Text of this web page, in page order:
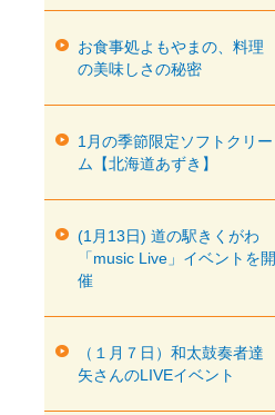
お食事処よもやまの、料理
の美味しさの秘密
1月の季節限定ソフトクリー
ム【北海道あずき】
(1月13日) 道の駅きくがわ
「music Live」イベントを開
催
（１月７日）和太鼓奏者達
矢さんのLIVEイベント